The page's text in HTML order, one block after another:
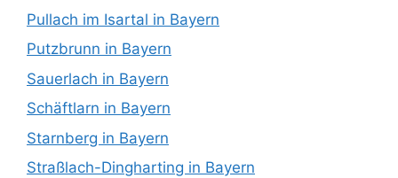
Pullach im Isartal in Bayern
Putzbrunn in Bayern
Sauerlach in Bayern
Schäftlarn in Bayern
Starnberg in Bayern
Straßlach-Dingharting in Bayern